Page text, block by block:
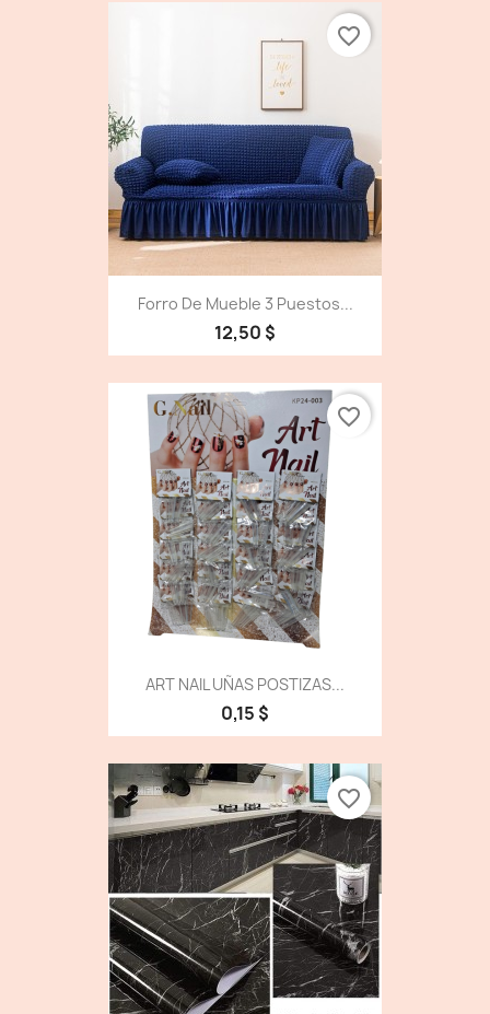
Forro De Mueble 3 Puestos...
12,50 $
favorite_border
ART NAIL UÑAS POSTIZAS...
0,15 $
favorite_border
favorite_border